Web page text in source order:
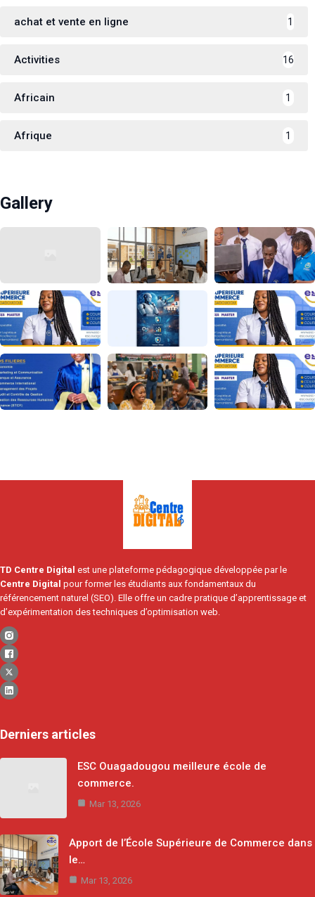
achat et vente en ligne 1
Activities 16
Africain 1
Afrique 1
Gallery
TD Centre Digital est une plateforme pédagogique développée par le
Centre Digital pour former les étudiants aux fondamentaux du
référencement naturel (SEO). Elle offre un cadre pratique d’apprentissage et
d’expérimentation des techniques d’optimisation web.
Derniers articles
ESC Ouagadougou meilleure école de
commerce.
Mar 13, 2026
Apport de l’École Supérieure de Commerce dans
le…
Mar 13, 2026